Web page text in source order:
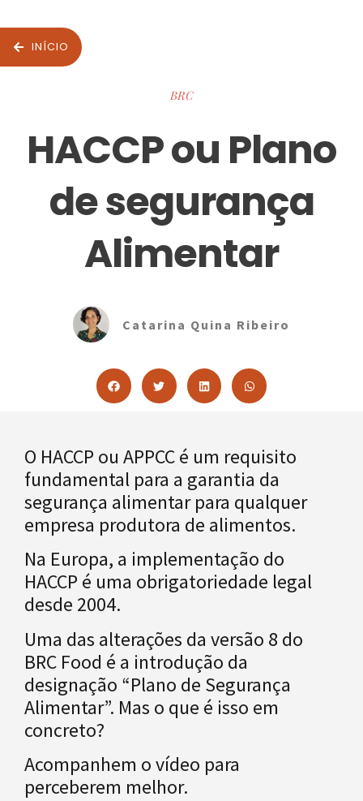
INÍCIO
BRC
HACCP ou Plano
de segurança
Alimentar
Catarina Quina Ribeiro
O HACCP ou APPCC é um requisito
fundamental para a garantia da
segurança alimentar para qualquer
empresa produtora de alimentos.
Na Europa, a implementação do
HACCP é uma obrigatoriedade legal
desde 2004.
Uma das alterações da versão 8 do
BRC Food é a introdução da
designação “Plano de Segurança
Alimentar”. Mas o que é isso em
concreto?
Acompanhem o vídeo para
perceberem melhor.